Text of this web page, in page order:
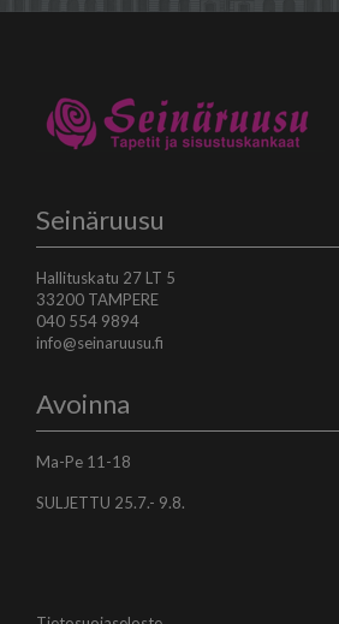
Seinäruusu
Hallituskatu 27 LT 5
33200 TAMPERE
040 554 9894
info@seinaruusu.fi
Avoinna
Ma-Pe 11-18
SULJETTU 25.7.- 9.8.